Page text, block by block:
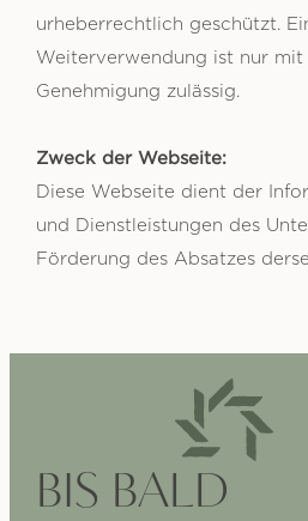
urheberrechtlich geschützt.
Weiterverwendung ist nur
Genehmigung zulässig.
Zweck der Webseite:
Diese Webseite dient der
und Dienstleistungen des
Förderung des Absatzes
BIS BALD